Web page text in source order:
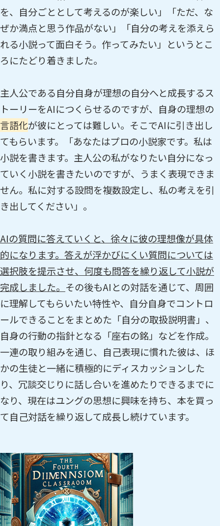
を、自分ごととして考えるのが楽しい」「ただ、な
ぜか満点と思う作品がない」「自分の考えを添えら
れる小説って面白そう。作ってみたい」というとこ
ろにたどり着きました。
主人公である自分自身が理想の自分へと成長するス
トーリーをAIにつくらせるのですが、自身の理想の
言語化が彼にとっては難しい。そこでAIに引き出し
てもらいます。「あなたはプロの小説家です。私は
小説を書きます。主人公の私がなりたい自分になっ
ていく小説を書きたいのですが、うまく表現できま
せん。私に対する設問を複数設定し、私の考えを引
き出してください」。
AIの質問に答えていくと、徐々に彼の理想像が具体
的になります。答えが浮かびにくい質問については
選択肢を提示させ、何度も問答を繰り返して小説が
完成しました。 その後もAIとの対話を通じて、周囲
に理解してもらいたい特性や、自分自身でコントロ
ールできることをまとめた「自分の取扱説明書」、
自身の行動の指針となる「座右の銘」などを作成。
一連の取り組みを通じ、自己表現に慣れた彼は、ほ
かの生徒と一緒に積極的にディスカッションした
り、冗談交じりに話し合いを進めたりできるまでに
なり、現在はユングの思想に興味を持ち、本を買っ
て自己対話を繰り返して成長し続けています。